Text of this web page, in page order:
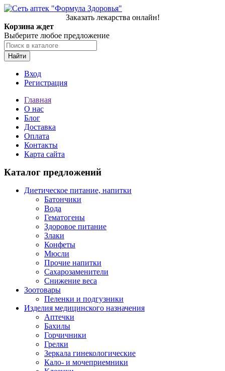
Заказать лекарства онлайн!
Корзина ждет
Выберите любое предложение
Найти
Вход
Регистрация
Главная
О нас
Блог
Доставка
Оплата
Контакты
Карта сайта
Каталог предложений
Диетическое питание, напитки
Батончики
Вода
Гематогены
Здоровое питание
Злаки
Конфеты
Мюсли
Прочие напитки
Сахарозаменители
Снижение веса
Зоотовары
Пеленки и подгузники
Изделия медицинского назначения
Аптечки
Бахилы
Горчичники
Грелки
Зеркала гинекологические
Кало- и мочеприемники